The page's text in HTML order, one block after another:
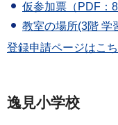
仮参加票（PDF：
教室の場所(3階 学
登録申請ページはこ
逸見小学校